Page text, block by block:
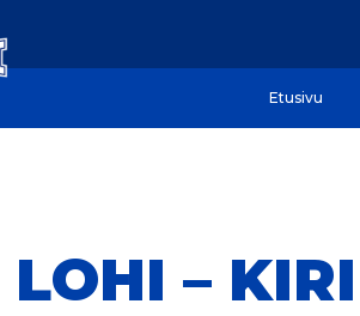
Etusivu
– KIRI